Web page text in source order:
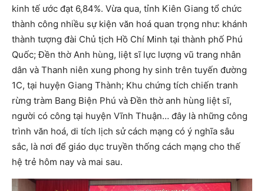
kinh tế ước đạt 6,84%. Vừa qua, tỉnh Kiên Giang tổ chức
thành công nhiều sự kiện văn hoá quan trọng như: khánh
thành tượng đài Chủ tịch Hồ Chí Minh tại thành phố Phú
Quốc; Đền thờ Anh hùng, liệt sĩ lực lượng vũ trang nhân
dân và Thanh niên xung phong hy sinh trên tuyến đường
1C, tại huyện Giang Thành; Khu chứng tích chiến tranh
rừng tràm Bang Biện Phú và Đền thờ anh hùng liệt sĩ,
người có công tại huyện Vĩnh Thuận… đây là những công
trình văn hoá, di tích lịch sử cách mạng có ý nghĩa sâu
sắc, là nơi để giáo dục truyền thống cách mạng cho thế
hệ trẻ hôm nay và mai sau.